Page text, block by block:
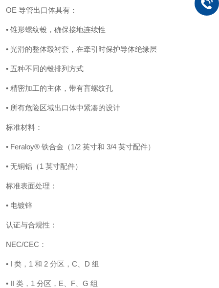
OE 导管出口体具有：
• 锥形螺纹毂，确保接地连续性
• 光滑的整体毂衬套，在牵引时保护导体绝缘层
• 五种不同的毂排列方式
• 精密加工的主体，带有盲螺纹孔
• 所有危险区域出口体中紧凑的设计
标准材料：
• Feraloy® 铁合金（1/2 英寸和 3/4 英寸配件）
• 无铜铝（1 英寸配件）
标准表面处理：
• 电镀锌
认证与合规性：
NEC/CEC：
• I 类，1 和 2 分区，C、D 组
• II 类，1 分区，E、F、G 组